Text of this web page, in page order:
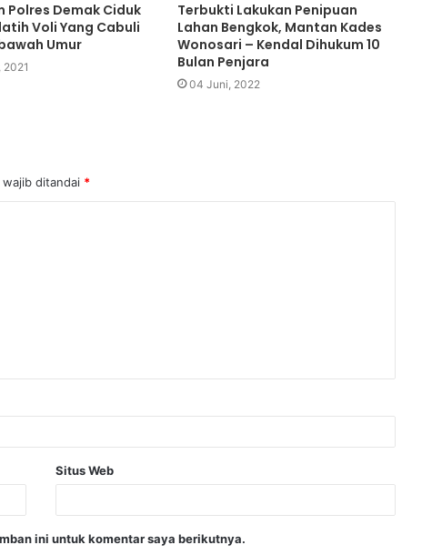
Polres Demak Ciduk
Voli Yang Cabuli
Umur
2021
Terbukti Lakukan Penipuan
Lahan Bengkok, Mantan Kades
Wonosari – Kendal Dihukum 10
Bulan Penjara
04 Juni, 2022
wajib ditandai *
Situs Web
ini untuk komentar saya berikutnya.